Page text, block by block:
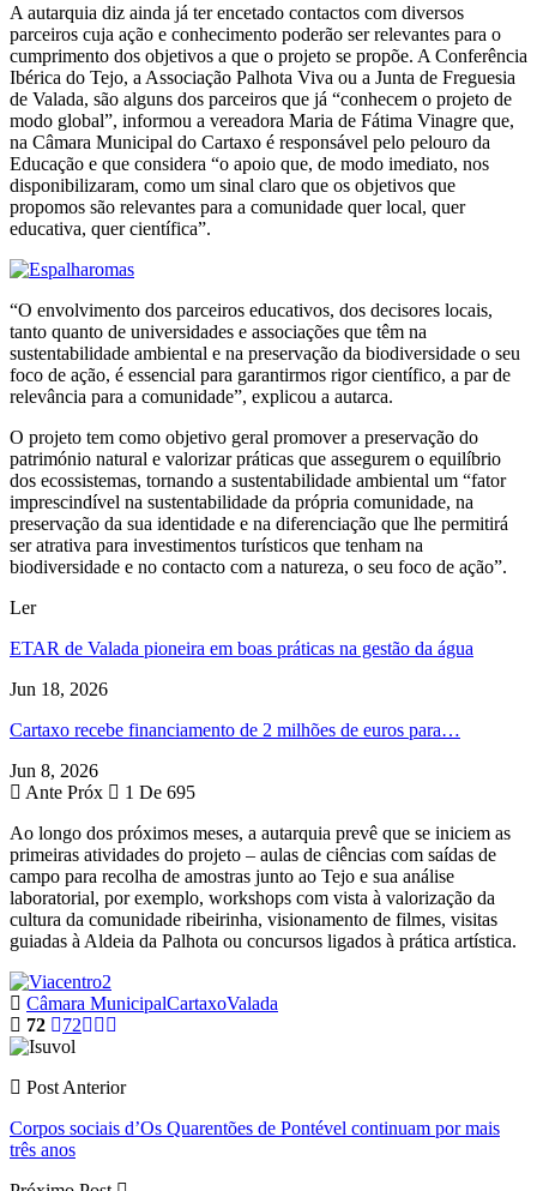
A autarquia diz ainda já ter encetado contactos com diversos
parceiros cuja ação e conhecimento poderão ser relevantes para o
cumprimento dos objetivos a que o projeto se propõe. A Conferência
Ibérica do Tejo, a Associação Palhota Viva ou a Junta de Freguesia
de Valada, são alguns dos parceiros que já “conhecem o projeto de
modo global”, informou a vereadora Maria de Fátima Vinagre que,
na Câmara Municipal do Cartaxo é responsável pelo pelouro da
Educação e que considera “o apoio que, de modo imediato, nos
disponibilizaram, como um sinal claro que os objetivos que
propomos são relevantes para a comunidade quer local, quer
educativa, quer científica”.
“O envolvimento dos parceiros educativos, dos decisores locais,
tanto quanto de universidades e associações que têm na
sustentabilidade ambiental e na preservação da biodiversidade o seu
foco de ação, é essencial para garantirmos rigor científico, a par de
relevância para a comunidade”, explicou a autarca.
O projeto tem como objetivo geral promover a preservação do
património natural e valorizar práticas que assegurem o equilíbrio
dos ecossistemas, tornando a sustentabilidade ambiental um “fator
imprescindível na sustentabilidade da própria comunidade, na
preservação da sua identidade e na diferenciação que lhe permitirá
ser atrativa para investimentos turísticos que tenham na
biodiversidade e no contacto com a natureza, o seu foco de ação”.
Ler
ETAR de Valada pioneira em boas práticas na gestão da água
Jun 18, 2026
Cartaxo recebe financiamento de 2 milhões de euros para…
Jun 8, 2026
Ante Próx
1 De 695
Ao longo dos próximos meses, a autarquia prevê que se iniciem as
primeiras atividades do projeto – aulas de ciências com saídas de
campo para recolha de amostras junto ao Tejo e sua análise
laboratorial, por exemplo, workshops com vista à valorização da
cultura da comunidade ribeirinha, visionamento de filmes, visitas
guiadas à Aldeia da Palhota ou concursos ligados à prática artística.
Câmara MunicipalCartaxoValada
72
72
Post Anterior
Corpos sociais d’Os Quarentões de Pontével continuam por mais
três anos